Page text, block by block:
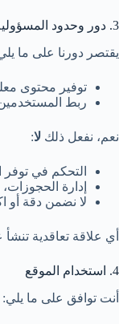
3. دور وحدود المسؤولية
يقتصر دورنا على ما
توفير محتوى
ربط
نعم، نفعل ذلك لا:
التحكم في توفر
إدارة الحجوزات،
لا نضمن دقة أو
أي علاقة تعاقدية
4. استخدام الموقع
أنت توافق على ما يلي: